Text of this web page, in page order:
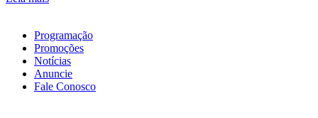
Programação
Promoções
Notícias
Anuncie
Fale Conosco